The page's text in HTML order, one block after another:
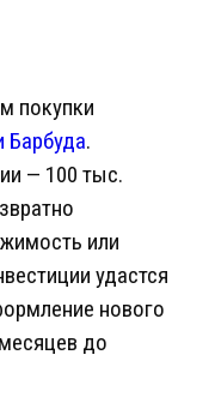
покупки
Барбуда.
— 100 тыс.
или
удастся
нового
до